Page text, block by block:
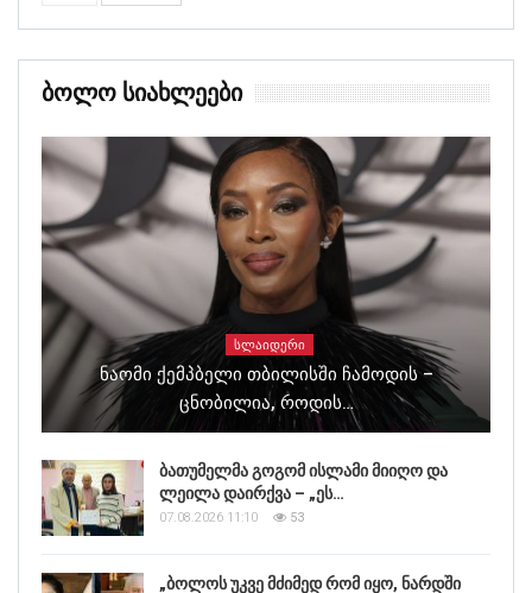
Ბოლო Სიახლეები
ᲡᲚᲐᲘᲓᲔᲠᲘ
Ნაომი Ქემპბელი Თბილისში Ჩამოდის –
Ცნობილია, Როდის…
ბათუმელმა გოგომ ისლამი მიიღო და
ლეილა დაირქვა – „ეს…
07.08.2026 11:10 53
„ბოლოს უკვე მძიმედ რომ იყო, ნარდში